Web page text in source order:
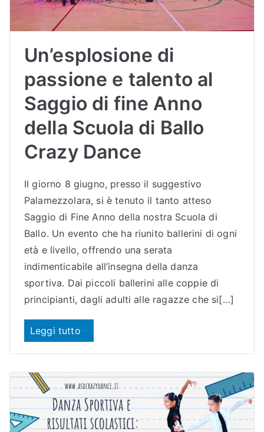
Un’esplosione di
passione e talento al
Saggio di fine Anno
della Scuola di Ballo
Crazy Dance
Il giorno 8 giugno, presso il suggestivo
Palamezzolara, si è tenuto il tanto atteso
Saggio di Fine Anno della nostra Scuola di
Ballo. Un evento che ha riunito ballerini di ogni
età e livello, offrendo una serata
indimenticabile all’insegna della danza
sportiva. Dai piccoli ballerini alle coppie di
principianti, dagli adulti alle ragazze che si[…]
Leggi tutto